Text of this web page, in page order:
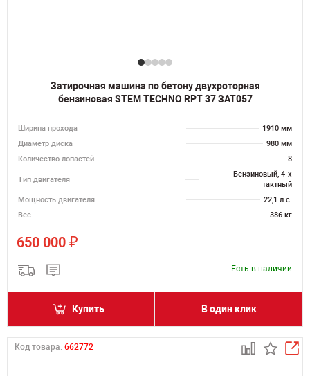
Затирочная машина по бетону двухроторная
бензиновая STEM TECHNO RPT 37 ЗАТ057
Ширина прохода
1910 мм
Диаметр диска
980 мм
Количество лопастей
8
Тип двигателя
Бензиновый, 4-х
тактный
Мощность двигателя
22,1 л.с.
Вес
386 кг
650 000 ₽
Есть в наличии
Купить В один клик
Код товара: 662772